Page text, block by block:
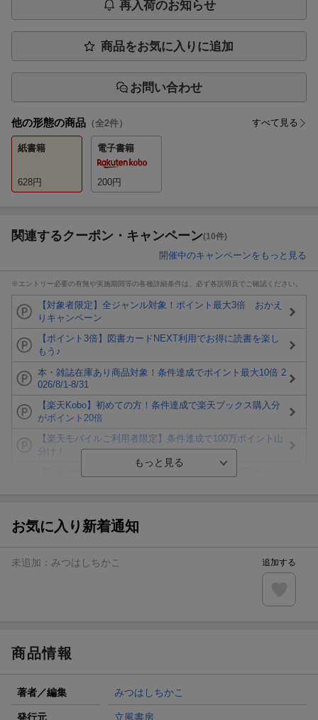
再入荷のお知らせ
商品をお気に入りに追加
お問い合わせ
他の形態の商品 （全2件） すべて見る
紙書籍
628円
電子書籍
200円
関連するクーポン・キャンペーン(10件)
開催中のキャンペーンをもっと見る
※エントリー必要の有無や実施期間等の各種詳細条件は、必ず各説明頁でご確認ください。
【対象者限定】全ジャンル対象！ポイント最大3倍 おかえ
りキャンペーン
【ポイント3倍】図書カードNEXT利用でお得に読書を楽し
もう♪
本・雑誌在庫あり商品対象！条件達成でポイント最大10倍 2
026/8/1-8/31
【楽天Kobo】初めての方！条件達成で楽天ブックス購入分
がポイント20倍
【楽天モバイルご利用者限定】条件達成で100万ポイント山
分け！
が当たる！
楽天モバイル紹介キャンペーンの拡散で300円OFFクーポン
条件達成で楽天限定・宝塚歌劇 宙組貸切公演ペアチケット
お気に入り新着通知
未追加： みつはしちかこ 追加する
商品情報
著者／編集 みつはしちかこ
発行元 立風書房